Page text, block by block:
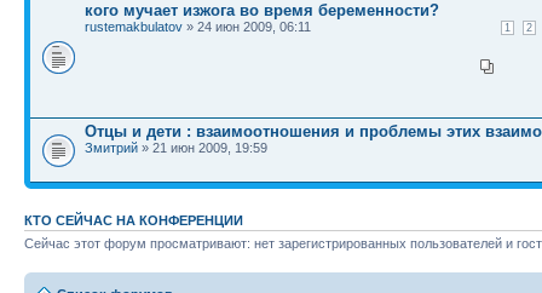
кого мучает изжога во время беременности?
1 2
rustemakbulatov » 24 июн 2009, 06:11
Отцы и дети : взаимоотношения и проблемы этих
Змитрий » 21 июн 2009, 19:59
КТО СЕЙЧАС НА КОНФЕРЕНЦИИ
Сейчас этот форум просматривают: нет зарегистрированных пользователей и